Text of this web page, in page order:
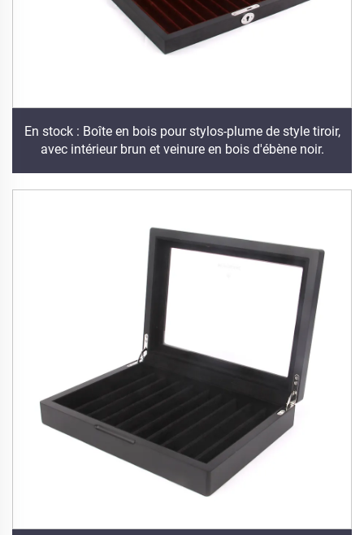
En stock : Boîte en bois pour stylos-plume de style tiroir,
avec intérieur brun et veinure en bois d'ébène noir.